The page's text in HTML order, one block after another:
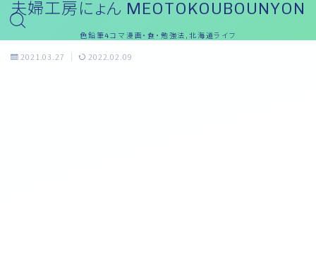
夫婦工房にょん MEOTOKOUBOUNYON
色鉛筆4コマ漫画・食・勉強法,北海道ライフ
2021.03.27 2022.02.09